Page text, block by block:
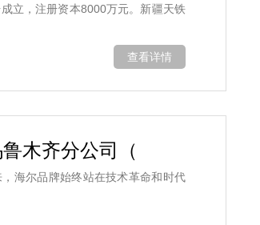
立，注册资本8000万元。新疆天铁
查看详情
木齐分公司（
海尔品牌始终站在技术革命和时代